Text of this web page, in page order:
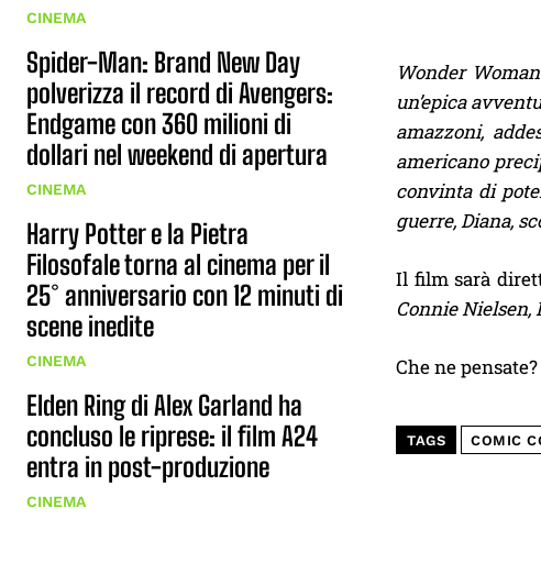
CINEMA
Spider-Man: Brand New Day
polverizza il record di Avengers:
Endgame con 360 milioni di
dollari nel weekend di apertura
CINEMA
Harry Potter e la Pietra
Filosofale torna al cinema per il
25° anniversario con 12 minuti di
scene inedite
CINEMA
Elden Ring di Alex Garland ha
concluso le riprese: il film A24
entra in post-produzione
CINEMA
Wonder
un’epica
amazzoni,
americano
convinta di
guerre, Diana,
Il film sarà
Connie Nielsen,
Che ne pensate?
TAGS COMIC